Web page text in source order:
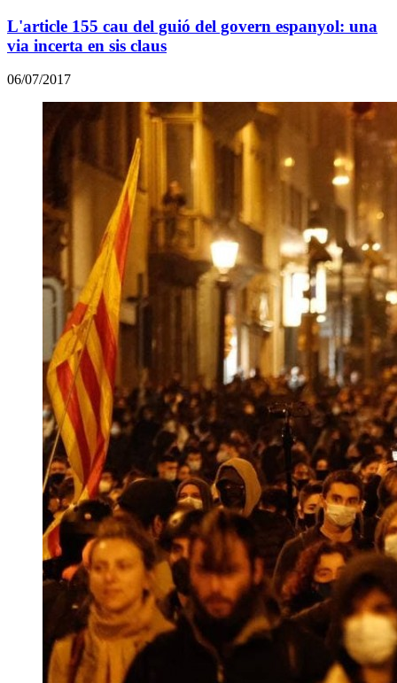
L'article 155 cau del guió del govern espanyol: una
via incerta en sis claus
06/07/2017